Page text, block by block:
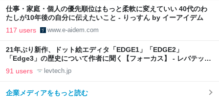
仕事・家庭・個人の優先順位はもっと柔軟に変えていい 40代のわ
たしが10年後の自分に伝えたいこと - りっすん by イーアイデム
117 users www.e-aidem.com
21年ぶり新作、ドット絵エディタ「EDGE1」「EDGE2」
「Edge3」の歴史について作者に聞く【フォーカス】 - レバテック
LAB
91 users levtech.jp
企業メディアをもっと読む